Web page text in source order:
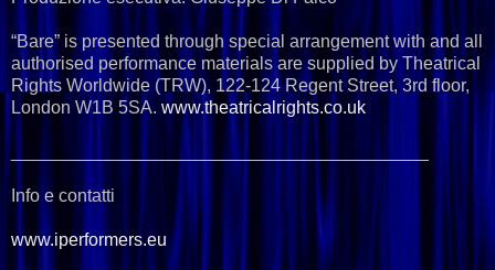
“Bare” is presented through special arrangement with and all
authorised performance materials are supplied by Theatrical
Rights Worldwide (TRW), 122-124 Regent Street, 3rd floor,
London W1B 5SA. www.theatricalrights.co.uk
Info e contatti
www.iperformers.eu